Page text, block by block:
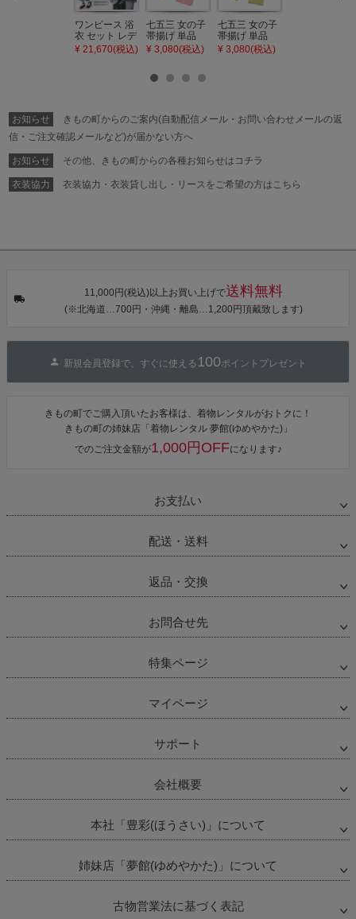
ワンピース 浴
衣 セット レデ
ィース 吸水速
シェ）「ラン
タン・夜の葉
音・金継ぎ・
プ」Fサイズ
ワンピース 簡
単着付け 大人
¥ 21,670(税込)
七五三 女の子
帯揚げ 単品
「灰桃色」日
びあげ 和装 着
HI オリジナル
【メール便不
可】
¥ 3,080(税込)
七五三 女の子
帯揚げ 単品
「若葉色」日
HI オリジナル
【メール便不
¥ 3,080(税込)
HI オリジナル
【メール便不
お知らせ
きもの町からのご案内(自動配信メール・お問い合わせメールの返
信・ご注文確認メールなど)が届かない方へ
お知らせ その他、きもの町からの各種お知らせはコチラ
衣装協力 衣装協力・衣装貸し出し・リースをご希望の方はこちら
11,000円(税込)以上お買い上げで送料無料
(※北海道…700円・沖縄・離島…1,200円頂戴致します)
新規会員登録で、すぐに使える 100ポイントプレゼント
きもの町でご購入頂いたお客様は、着物レンタルがおトクに！
きもの町の姉妹店「着物レンタル 夢館(ゆめやかた)」
でのご注文金額が1,000円OFFになります♪
お支払い
配送・送料
返品・交換
お問合せ先
特集ページ
マイページ
サポート
会社概要
本社「豊彩(ほうさい)」について
姉妹店「夢館(ゆめやかた)」について
古物営業法に基づく表記